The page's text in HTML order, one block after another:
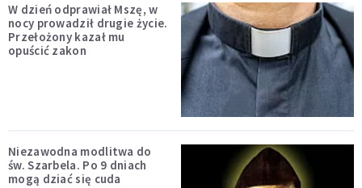
W dzień odprawiał Mszę, w
nocy prowadził drugie życie.
Przełożony kazał mu
opuścić zakon
Niezawodna modlitwa do
św. Szarbela. Po 9 dniach
mogą dziać się cuda